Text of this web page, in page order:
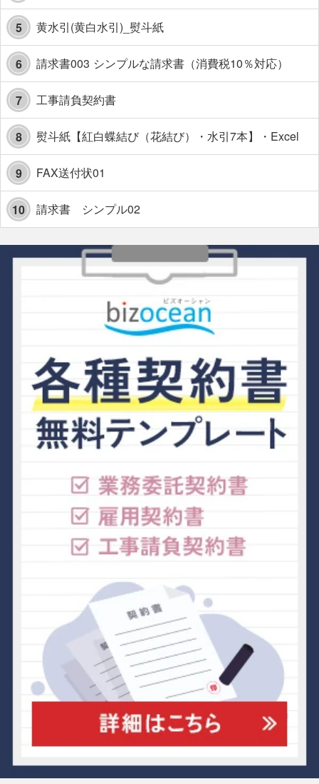
5 黄水引(黄白水引)_熨斗紙
6 請求書003 シンプルな請求書（消費税10％対応）
7 工事請負契約書
8 熨斗紙【紅白蝶結び（花結び）・水引7本】・Excel
9 FAX送付状01
10 請求書 シンプル02